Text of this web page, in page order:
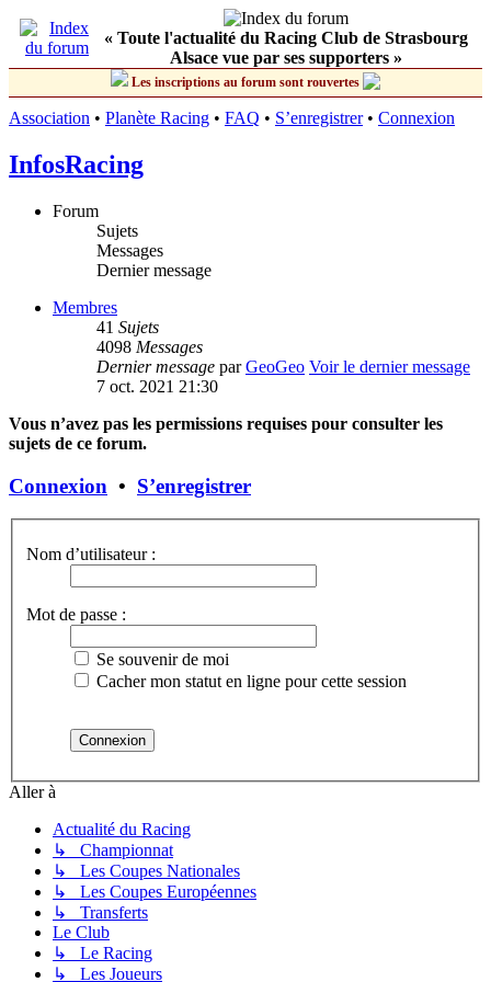
« Toute l'actualité du Racing Club de Strasbourg
Alsace vue par ses supporters »
Les inscriptions au forum sont rouvertes
Association • Planète Racing • FAQ • S’enregistrer• Connexion
InfosRacing
Forum
Sujets
Messages
Dernier message
Membres
41 Sujets
4098 Messages
Dernier message parGeoGeo Voir le dernier message
7 oct. 2021 21:30
Vous n’avez pas les permissions requises pour consulter les
sujets de ce forum.
Connexion • S’enregistrer
Nom d’utilisateur :
Mot de passe :
Se souvenir de moi
Cacher mon statut en ligne pour cette session
Aller à
Actualité du Racing
↳ Championnat
↳ Les Coupes Nationales
↳ Les Coupes Européennes
↳ Transferts
Le Club
↳ Le Racing
↳ Les Joueurs